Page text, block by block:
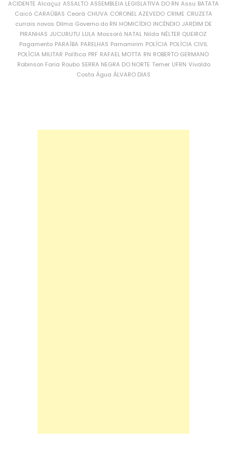
ACIDENTE Alcaçuz ASSALTO ASSEMBLEIA LEGISLATIVA DO RN Assu BATATA
Caicó CARAÚBAS Ceará CHUVA CORONEL AZEVEDO CRIME CRUZETA
currais novos Dilma Governo do RN HOMICÍDIO INCÊNDIO JARDIM DE
PIRANHAS JUCURUTU LULA Mossoró NATAL Nilda NÉLTER QUEIROZ
Pagamento PARAÍBA PARELHAS Parnamirim POLÍCIA POLÍCIA CIVIL
POLÍCIA MILITAR Política PRF RAFAEL MOTTA RN ROBERTO GERMANO
Robinson Faria Roubo SERRA NEGRA DO NORTE Temer UFRN Vivaldo
Costa Água ÁLVARO DIAS